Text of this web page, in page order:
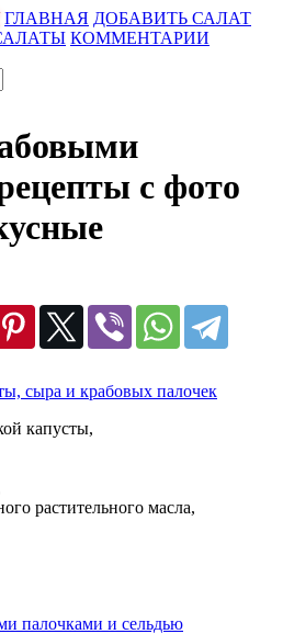
ГЛАВНАЯ ДОБАВИТЬ САЛАТ
КОММЕНТАРИИ
с фото
сыра и крабовых палочек
капусты,
растительного масла,
палочками и сельдью